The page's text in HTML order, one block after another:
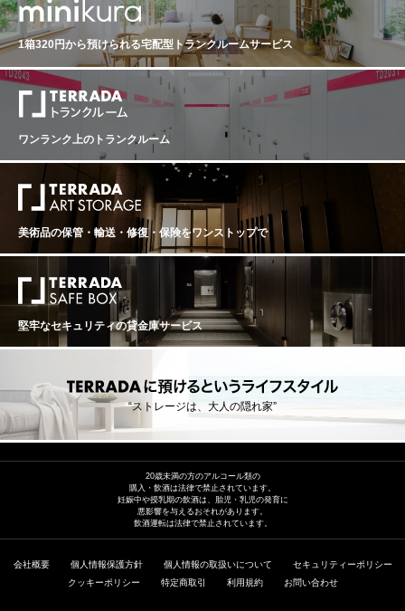
1箱320円から預けられる宅配型トランクルームサービス
ワンランク上のトランクルーム
美術品の保管・輸送・修復・保険をワンストップで
堅牢なセキュリティの貸金庫サービス
“ストレージは、大人の隠れ家”
20歳未満の方のアルコール類の
購入・飲酒は法律で禁止されています。
妊娠中や授乳期の飲酒は、胎児・乳児の発育に
悪影響を与えるおそれがあります。
飲酒運転は法律で禁止されています。
会社概要 個人情報保護方針 個人情報の取扱いについて
セキュリティーポリシー
クッキーポリシー
特定商取引 利用規約 お問い合わせ